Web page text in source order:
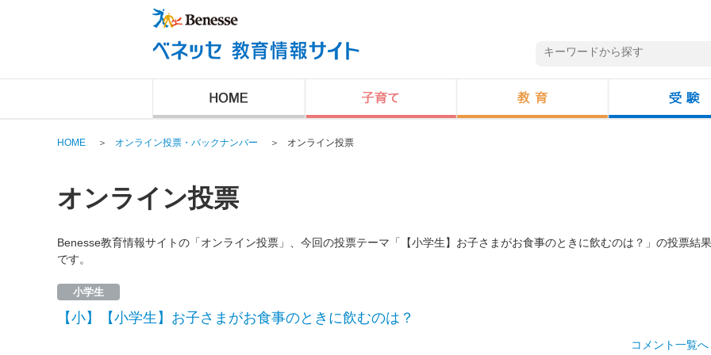
HOME ＞ オンライン投票・バックナンバー ＞ オンライン投票
オンライン投票
Benesse教育情報サイトの「オンライン投票」、今回の投票テーマ「【小学生】お子さまがお食事のときに飲むのは？」の投票結果
です。
小学生
【小】【小学生】お子さまがお食事のときに飲むのは？
コメント一覧へ